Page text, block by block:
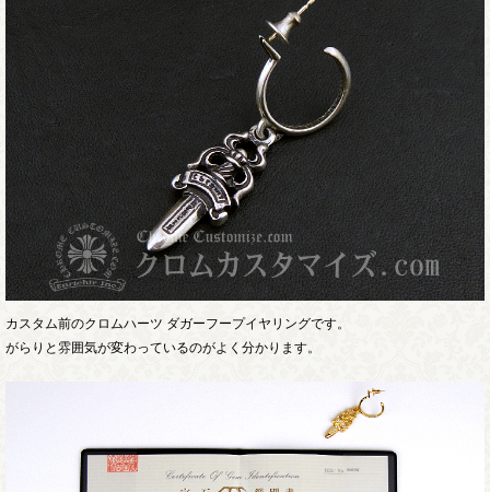
カスタム前のクロムハーツ ダガーフープイヤリングです。
がらりと雰囲気が変わっているのがよく分かります。